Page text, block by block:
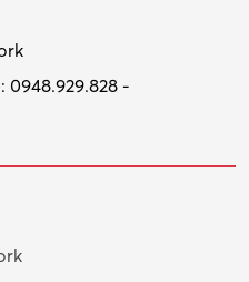
0948.929.828 -